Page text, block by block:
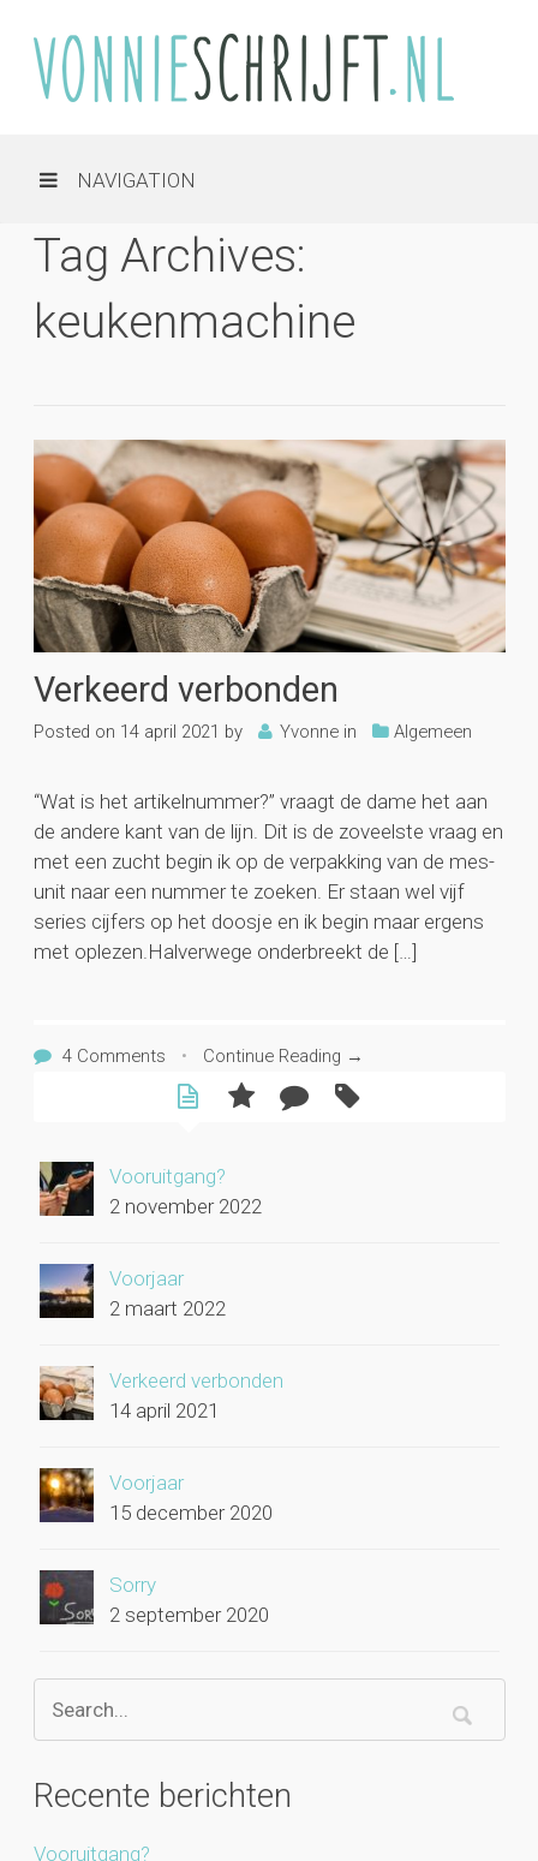
NAVIGATION
Tag Archives:
keukenmachine
Verkeerd verbonden
Posted on 14 april 2021 by Yvonne in Algemeen
“Wat is het artikelnummer?” vraagt de dame het aan
de andere kant van de lijn. Dit is de zoveelste vraag en
met een zucht begin ik op de verpakking van de mes-
unit naar een nummer te zoeken. Er staan wel vijf
series cijfers op het doosje en ik begin maar ergens
met oplezen.Halverwege onderbreekt de […]
4 Comments • Continue Reading →
Vooruitgang?
2 november 2022
Voorjaar
2 maart 2022
Verkeerd verbonden
14 april 2021
Voorjaar
15 december 2020
Sorry
2 september 2020
Recente berichten
Vooruitgang?